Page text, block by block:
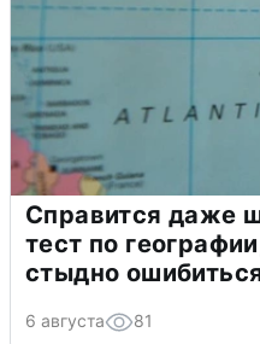
Справится даже
тест по
стыдно
6 августа 81